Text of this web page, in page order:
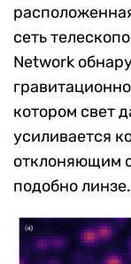
сеть
Network
котором свет
усиливается
отклоняющим
подобно линзе.